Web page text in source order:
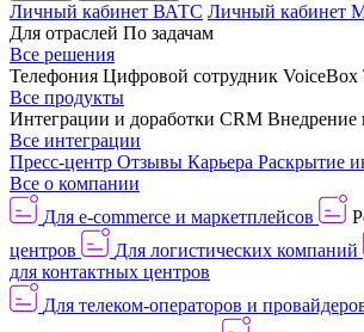
Личный кабинет ВАТС Личный кабинет
Для отраслей По задачам
Все решения
Телефония Цифровой сотрудник VoiceBox
Все продукты
Интеграции и доработки CRM Внедрение
Все интеграции
Пресс-центр Отзывы Карьера Раскрытие
Все о компании
Для e-commerce и маркетплейсов
центров
Для логистических компаний
для контактных центров
Для телеком-операторов и